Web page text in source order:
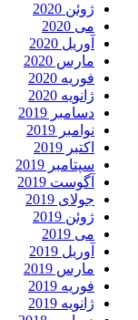
ژوئن 2020
می 2020
آوریل 2020
مارس 2020
فوریه 2020
ژانویه 2020
دسامبر 2019
نوامبر 2019
اکتبر 2019
سپتامبر 2019
آگوست 2019
جولای 2019
ژوئن 2019
می 2019
آوریل 2019
مارس 2019
فوریه 2019
ژانویه 2019